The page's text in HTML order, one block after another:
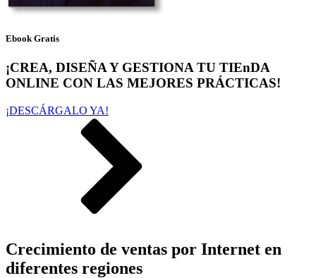
Ebook Gratis
¡CREA, DISEÑA Y GESTIONA TU TIEnDA
ONLINE CON LAS MEJORES PRÁCTICAS!
¡DESCÁRGALO YA!
Crecimiento de ventas por Internet en
diferentes regiones